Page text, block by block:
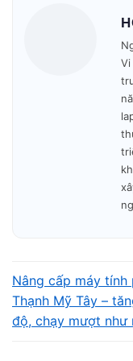
🔧 Kiểm tra
🎁 Bảo
Mở cửa: 09h00
Nâng cấp máy tính
Thạnh Mỹ Tây –
độ, chạy mượt như